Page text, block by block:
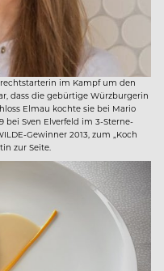
im Kampf um den
dass die gebürtige Würzburgerin
Elmau kochte sie bei Mario
bei Sven Elverfeld im 3-Sterne-
Gewinner 2013, zum „Koch
zur Seite.